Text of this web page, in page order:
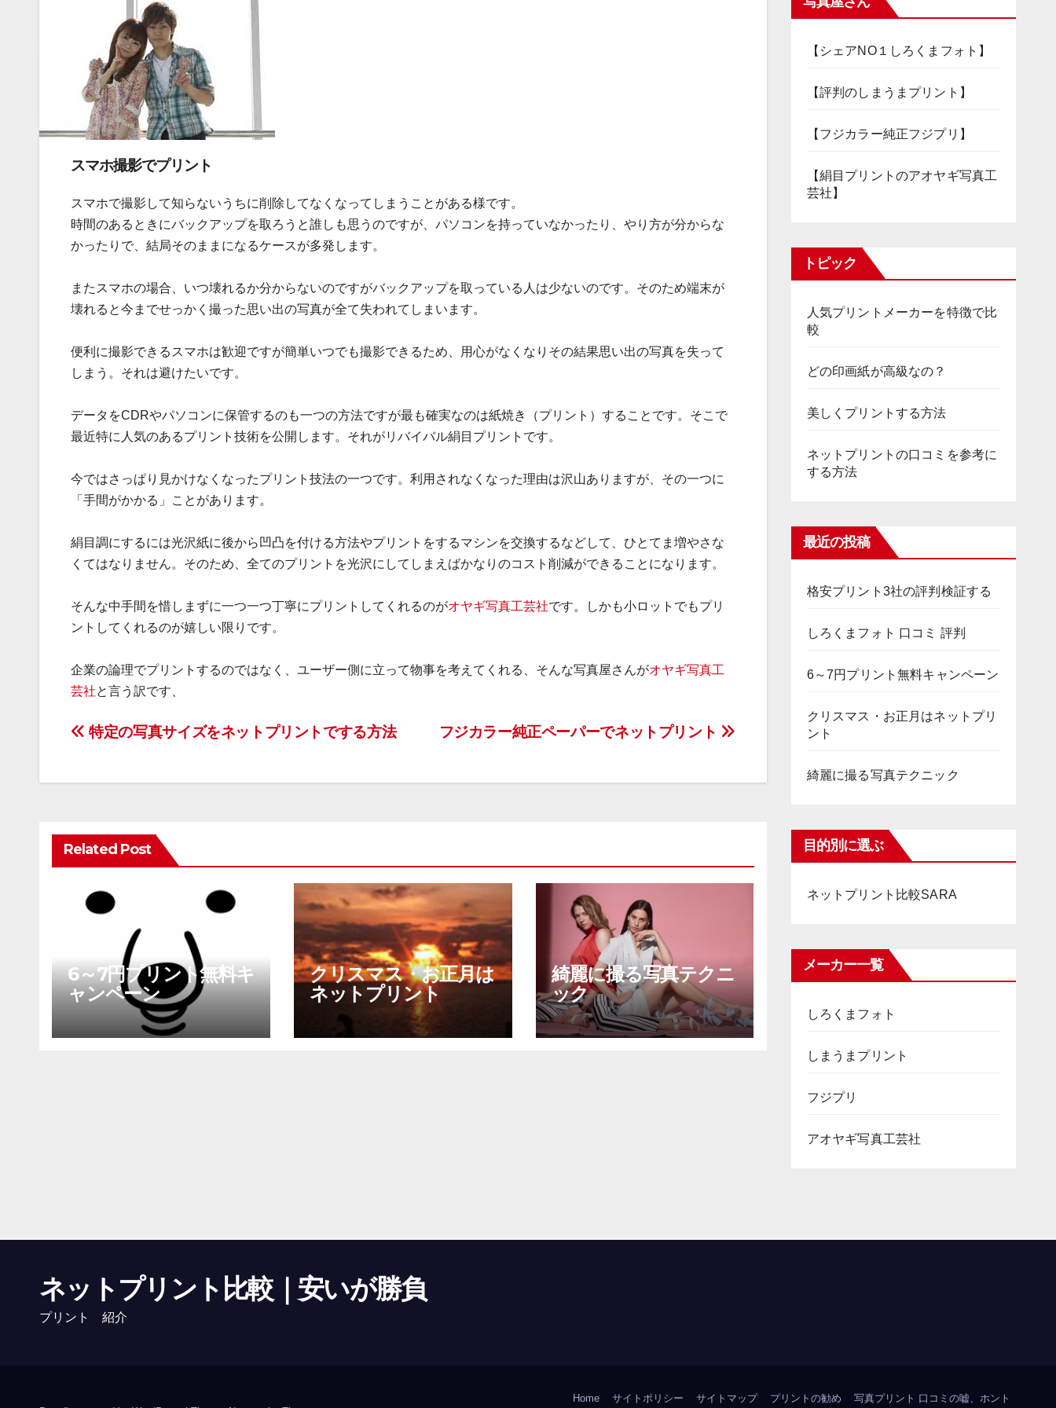
スマホ撮影でプリント
スマホで撮影して知らないうちに削除してなくなってしまうことがある様です。
時間のあるときにバックアップを取ろうと誰しも思うのですが、パソコンを持っていなかったり、やり方が分からな
かったりで、結局そのままになるケースが多発します。
またスマホの場合、いつ壊れるか分からないのですがバックアップを取っている人は少ないのです。そのため端末が
壊れると今までせっかく撮った思い出の写真が全て失われてしまいます。
便利に撮影できるスマホは歓迎ですが簡単いつでも撮影できるため、用心がなくなりその結果思い出の写真を失って
しまう。それは避けたいです。
データをCDRやパソコンに保管するのも一つの方法ですが最も確実なのは紙焼き（プリント）することです。そこで
最近特に人気のあるプリント技術を公開します。それがリバイバル絹目プリントです。
今ではさっぱり見かけなくなったプリント技法の一つです。利用されなくなった理由は沢山ありますが、その一つに
「手間がかかる」ことがあります。
絹目調にするには光沢紙に後から凹凸を付ける方法やプリントをするマシンを交換するなどして、ひとてま増やさな
くてはなりません。そのため、全てのプリントを光沢にしてしまえばかなりのコスト削減ができることになります。
そんな中手間を惜しまずに一つ一つ丁寧にプリントしてくれるのがオヤギ写真工芸社です。しかも小ロットでもプリ
ントしてくれるのが嬉しい限りです。
企業の論理でプリントするのではなく、ユーザー側に立って物事を考えてくれる、そんな写真屋さんがオヤギ写真工
芸社と言う訳です、
投
ビ
シ
フジカラー純正ペーパーでネットプリント
特定の写真サイズをネットプリントでする方法
Related Post
6～7円プリント無料キ
ャンペーン
クリスマス・お正月は
ネットプリント
綺麗に撮る写真テクニ
ック
【シェアNO１しろくまフォト】
【評判のしまうまプリント】
【フジカラー純正フジプリ】
【絹目プリントのアオヤギ写真工
芸社】
トピック
人気プリントメーカーを特徴で比
較
どの印画紙が高級なの？
美しくプリントする方法
ネットプリントの口コミを参考に
する方法
最近の投稿
格安プリント3社の評判検証する
しろくまフォト 口コミ 評判
6～7円プリント無料キャンペーン
クリスマス・お正月はネットプリ
ント
綺麗に撮る写真テクニック
目的別に選ぶ
ネットプリント比較SARA
メーカー一覧
しろくまフォト
しまうまプリント
フジプリ
アオヤギ写真工芸社
ネットプリント比較｜安いが勝負
プリント 紹介
Home サイトポリシー サイトマップ プリントの勧め 写真プリント 口コミの嘘、ホント